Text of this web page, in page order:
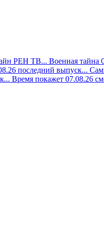
РЕН ТВ... Военная тайна
последний выпуск...
Время покажет 07.08.26